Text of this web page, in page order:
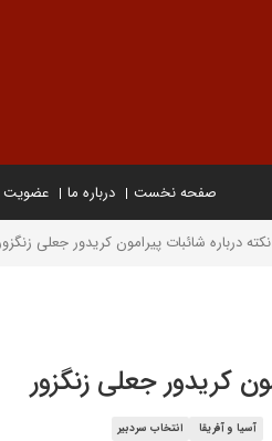
صفحه نخست درباره ما عضویت
آسیا و آفریقا انتخاب سردبیر